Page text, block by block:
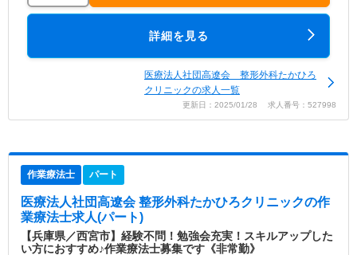
詳細を見る
医療法人社団高遼会 整形外科たかひろ
クリニックの求人一覧
更新日：2025/01/28 求人番号：527998
作業療法士 パート
医療法人社団高遼会 整形外科たかひろクリニックの作
業療法士求人(パート)
【兵庫県／西宮市】経験不問！勉強会充実！スキルアップした
い方におすすめ♪作業療法士募集です《非常勤》